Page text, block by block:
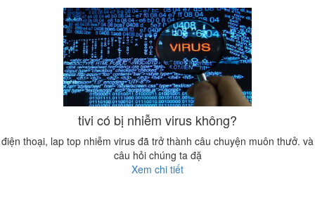
tivi có bị nhiễm virus không?
điện thoại, lap top nhiễm virus đã trở thành câu chuyện muôn thưở. và
câu hỏi chúng ta đặ
Xem chi tiết